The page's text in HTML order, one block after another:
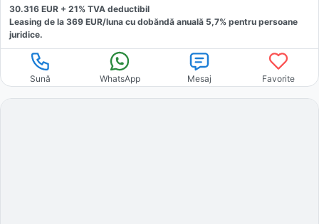
30.316 EUR + 21% TVA deductibil
Leasing de la 369 EUR/luna cu dobăndă anuală 5,7% pentru persoane
juridice.
Sună WhatsApp Mesaj Favorite